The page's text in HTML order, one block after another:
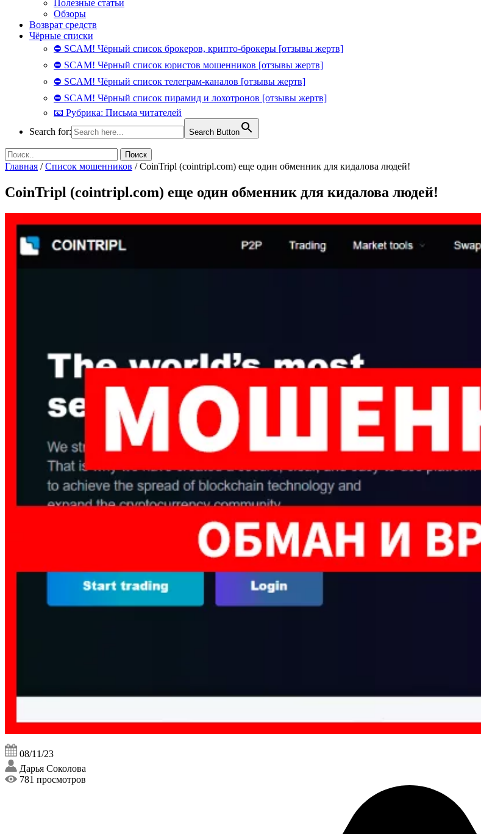
Полезные статьи
Обзоры
Возврат средств
Чёрные списки
⛔ SCAM! Чёрный список брокеров, крипто-брокеры [отзывы жертв]
⛔ SCAM! Чёрный список юристов мошенников [отзывы жертв]
⛔ SCAM! Чёрный список телеграм-каналов [отзывы жертв]
⛔ SCAM! Чёрный список пирамид и лохотронов [отзывы жертв]
📧 Рубрика: Письма читателей
Search for:
Search Button
Главная /Список мошенников /CoinTripl (cointripl.com) еще один обменник для кидалова людей!
CoinTripl (cointripl.com) еще один обменник для кидалова людей!
08/11/23
Дарья Соколова
781 просмотров